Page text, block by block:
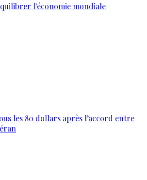
l'économie mondiale
les 80 dollars après l’accord entre